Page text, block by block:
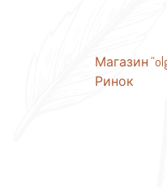
записів
Магазин
Ринок